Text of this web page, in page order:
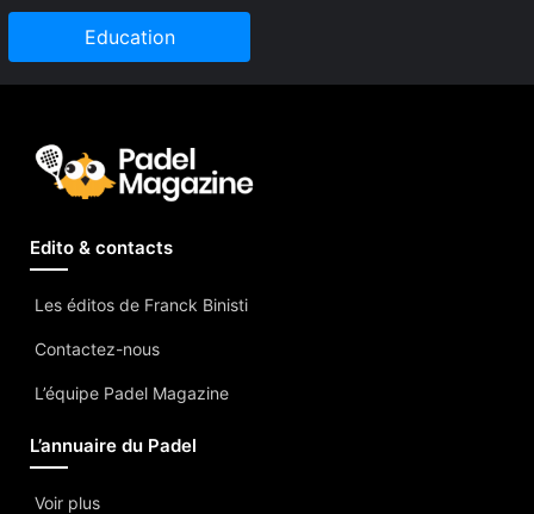
Education
Edito & contacts
Les éditos de Franck Binisti
Contactez-nous
L’équipe Padel Magazine
L’annuaire du Padel
Voir plus